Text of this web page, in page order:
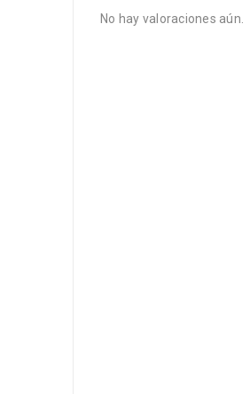
No hay valoraciones aún.